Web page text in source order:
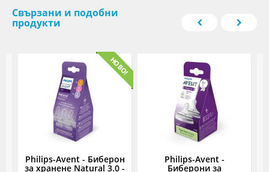
Свързани и подобни
продукти
Philips-Avent - Биберон
за хранене Natural 3.0 -
Philips-Avent -
Биберони за